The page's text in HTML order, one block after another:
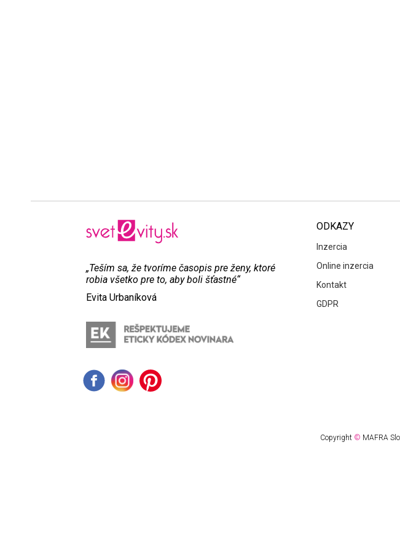
„Teším sa, že tvoríme časopis pre ženy, ktoré
robia všetko pre to, aby boli šťastné“
Evita Urbaníková
ODKAZY
Inzercia
Online inzercia
Kontakt
GDPR
Copyright © MAFRA